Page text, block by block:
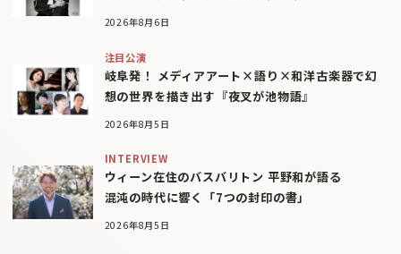
2026年8月6日
注目公演
岐阜発！ メディアアート×語り×和洋古楽器で幻
想の世界を描き出す『夜叉が池物語』
2026年8月5日
INTERVIEW
ウィーン在住のバスバリトン 平野和が語る
混沌の時代に響く「7つの封印の書」
2026年8月5日